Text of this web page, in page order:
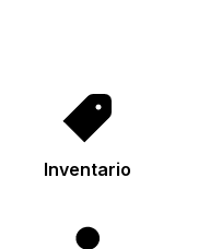
Inventario